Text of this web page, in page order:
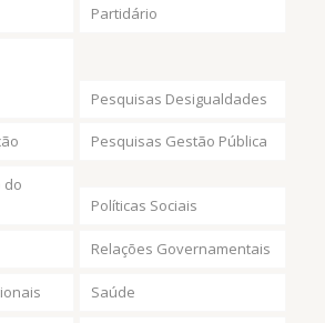
Partidário
Pesquisas Desigualdades
Pesquisas Gestão Pública
do
Políticas Sociais
Relações Governamentais
Saúde